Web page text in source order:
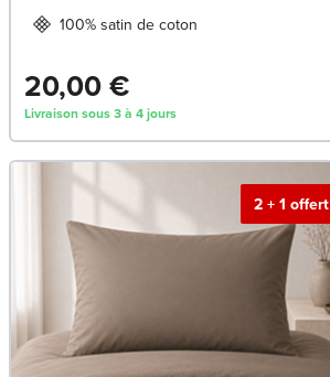
100% satin de coton
20,00 €
Livraison sous 3 à 4 jours
2 + 1 offert